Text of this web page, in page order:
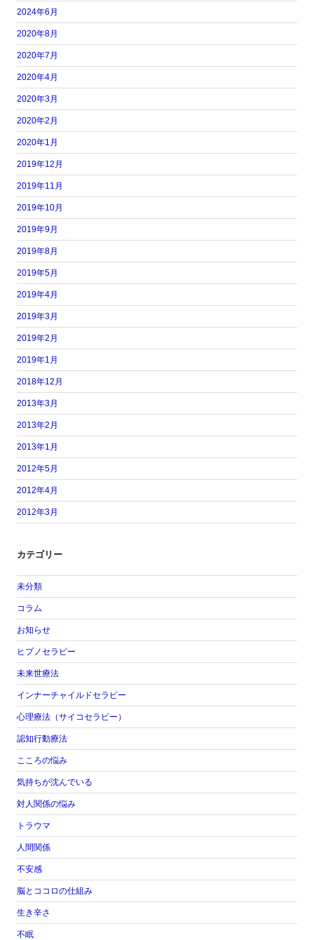
2024年6月
2020年8月
2020年7月
2020年4月
2020年3月
2020年2月
2020年1月
2019年12月
2019年11月
2019年10月
2019年9月
2019年8月
2019年5月
2019年4月
2019年3月
2019年2月
2019年1月
2018年12月
2013年3月
2013年2月
2013年1月
2012年5月
2012年4月
2012年3月
カテゴリー
未分類
コラム
お知らせ
ヒプノセラピー
未来世療法
インナーチャイルドセラピー
心理療法（サイコセラピー）
認知行動療法
こころの悩み
気持ちが沈んでいる
対人関係の悩み
トラウマ
人間関係
不安感
脳とココロの仕組み
生き辛さ
不眠